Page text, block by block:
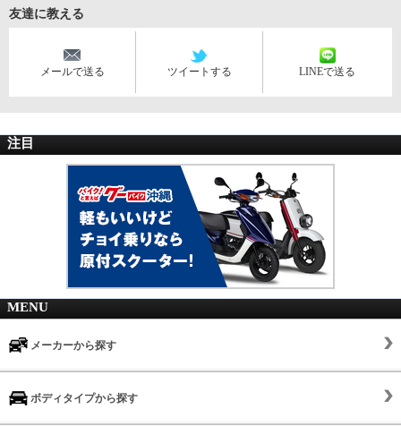
友達に教える
メールで送る ツイートする LINEで送る
注目
MENU
メーカーから探す
ボディタイプから探す